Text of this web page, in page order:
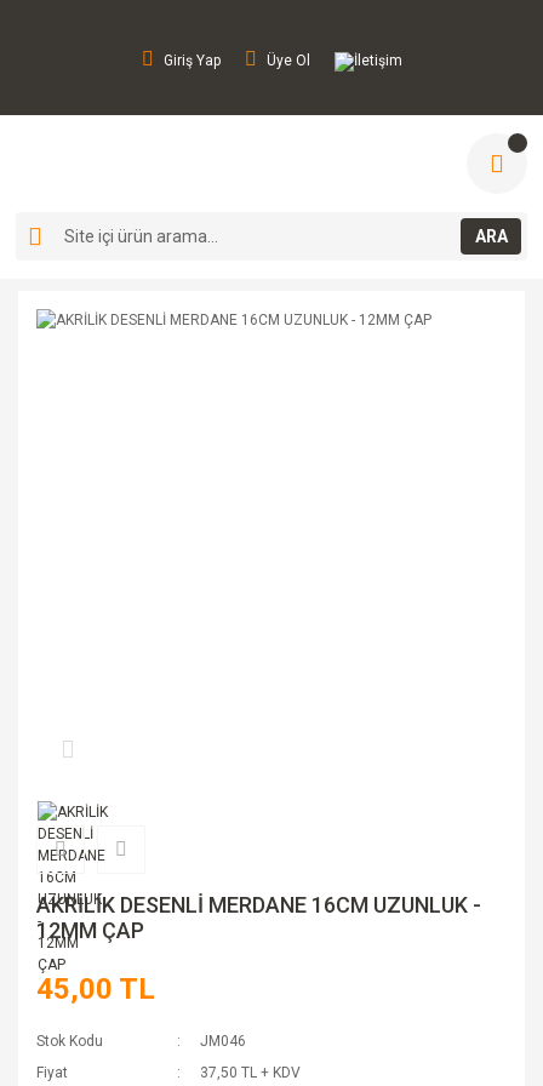
Giriş Yap Üye Ol İletişim
ARA
AKRİLİK DESENLİ MERDANE 16CM UZUNLUK -
12MM ÇAP
45,00 TL
Stok Kodu
JM046
Fiyat
37,50 TL + KDV